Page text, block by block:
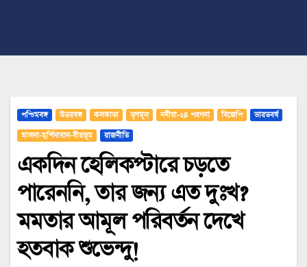
পশ্চিমবঙ্গ উত্তরবঙ্গ কলকাতা তৃণমূল নদীয়া-২৪ পরগনা বিজেপি
ভারতবর্ষ
মালদা-মুর্শিদাবাদ-বীরভূম
রাজনীতি
একদিন হেলিকপ্টারে চড়তে
পারেননি, তার জন্য এত দুঃখ?
মমতার আমূল পরিবর্তন দেখে
হতবাক শুভেন্দু!